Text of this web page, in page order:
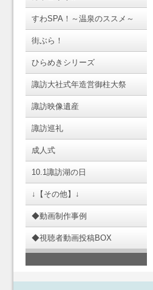
すわSPA！～温泉のススメ～
街ぶら！
ひらめきシリーズ
諏訪大社式年造営御柱大祭
諏訪映像遺産
諏訪巡礼
成人式
10.1諏訪湖の日
↓【その他】↓
◆動画制作事例
◆視聴者動画投稿BOX